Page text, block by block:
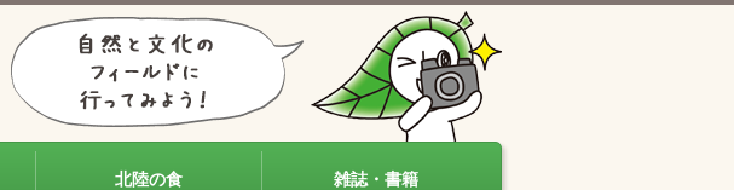
北陸の食 雑誌・書籍